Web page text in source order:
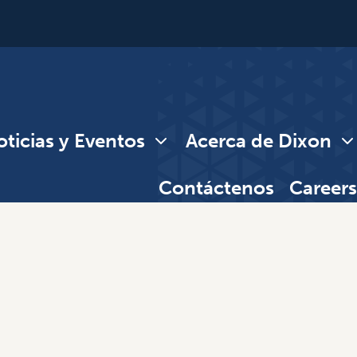
y Eventos Acerca de Dixon
Contáctenos Careers